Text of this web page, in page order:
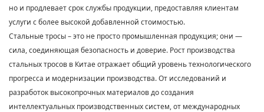
но и продлевает срок службы продукции, предоставляя клиентам
услуги с более высокой добавленной стоимостью.
Стальные тросы – это не просто промышленная продукция; они —
сила, соединяющая безопасность и доверие. Рост производства
стальных тросов в Китае отражает общий уровень технологического
прогресса и модернизации производства. От исследований и
разработок высокопрочных материалов до создания
интеллектуальных производственных систем, от международных